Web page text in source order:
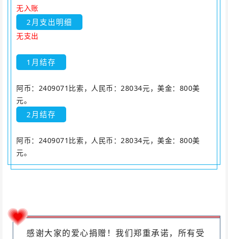
无入账
2月支出明细
无支出
1月结存
阿币：2409071比索，人民币：28034元，美金：800美
元。
2月 结存
阿币：2409071比索，人民币：28034元，美金：800美
元。
感谢大家的爱心捐赠！我们郑重承诺，所有受